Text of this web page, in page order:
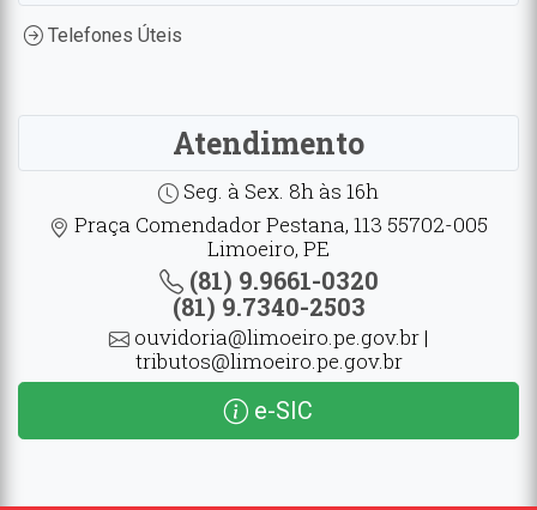
Telefones Úteis
Atendimento
Seg. à Sex. 8h às 16h
Praça Comendador Pestana, 113 55702-005
Limoeiro, PE
(81) 9.9661-0320
(81) 9.7340-2503
ouvidoria@limoeiro.pe.gov.br |
tributos@limoeiro.pe.gov.br
e-SIC